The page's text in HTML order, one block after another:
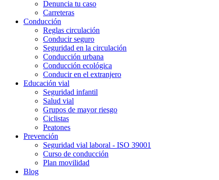
Denuncia tu caso
Carreteras
Conducción
Reglas circulación
Conducir seguro
Seguridad en la circulación
Conducción urbana
Conducción ecológica
Conducir en el extranjero
Educación vial
Seguridad infantil
Salud vial
Grupos de mayor riesgo
Ciclistas
Peatones
Prevención
Seguridad vial laboral - ISO 39001
Curso de conducción
Plan movilidad
Blog